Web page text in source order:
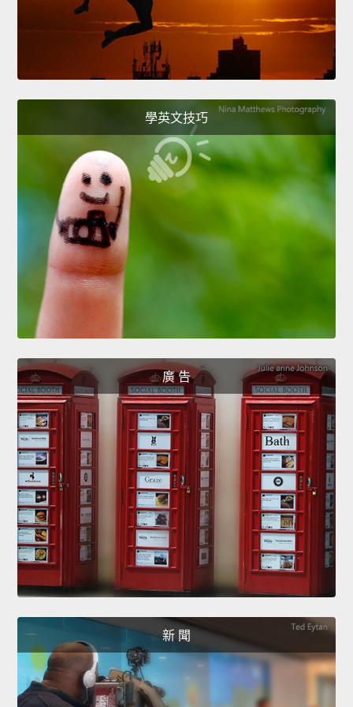
學英文技巧
廣 告
新 聞